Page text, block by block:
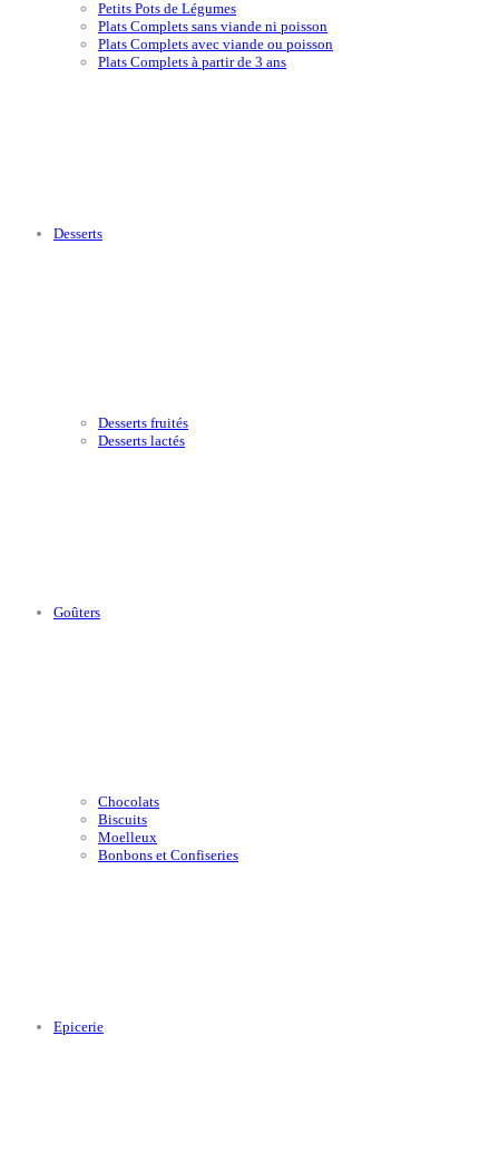
Petits Pots de Légumes
Plats Complets sans viande ni poisson
Plats Complets avec viande ou poisson
Plats Complets à partir de 3 ans
Desserts
Desserts fruités
Desserts lactés
Goûters
Chocolats
Biscuits
Moelleux
Bonbons et Confiseries
Epicerie